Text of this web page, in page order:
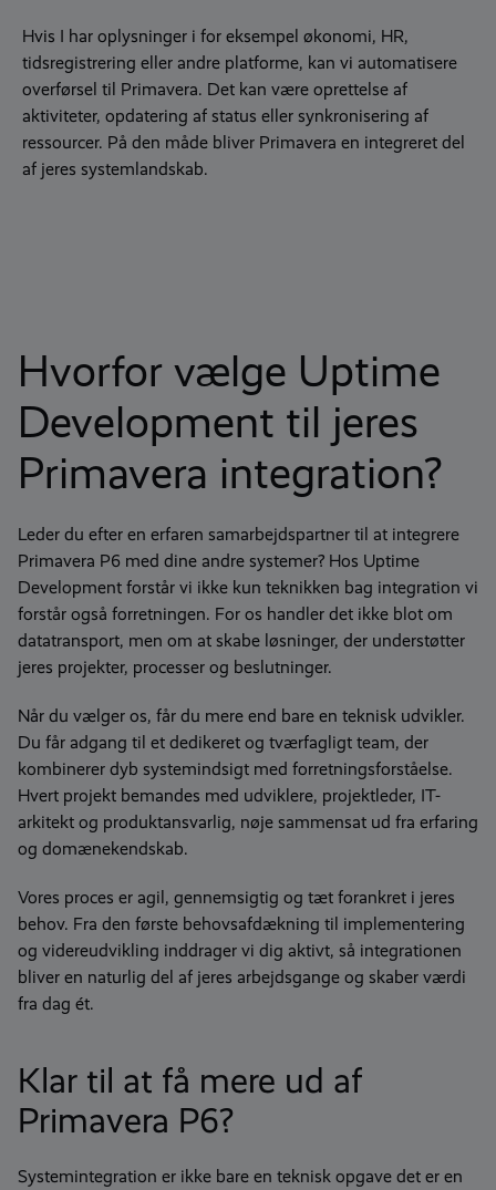
Hvis I har oplysninger i for eksempel økonomi, HR,
tidsregistrering eller andre platforme, kan vi automatisere
overførsel til Primavera. Det kan være oprettelse af
aktiviteter, opdatering af status eller synkronisering af
ressourcer. På den måde bliver Primavera en integreret del
af jeres systemlandskab.
Hvorfor vælge Uptime
Development til jeres
Primavera integration?
Leder du efter en erfaren samarbejdspartner til at integrere
Primavera P6 med dine andre systemer? Hos Uptime
Development forstår vi ikke kun teknikken bag integration vi
forstår også forretningen. For os handler det ikke blot om
datatransport, men om at skabe løsninger, der understøtter
jeres projekter, processer og beslutninger.
Når du vælger os, får du mere end bare en teknisk udvikler.
Du får adgang til et dedikeret og tværfagligt team, der
kombinerer dyb systemindsigt med forretningsforståelse.
Hvert projekt bemandes med udviklere, projektleder, IT-
arkitekt og produktansvarlig, nøje sammensat ud fra erfaring
og domænekendskab.
Vores proces er agil, gennemsigtig og tæt forankret i jeres
behov. Fra den første behovsafdækning til implementering
og videreudvikling inddrager vi dig aktivt, så integrationen
bliver en naturlig del af jeres arbejdsgange og skaber værdi
fra dag ét.
Klar til at få mere ud af
Primavera P6?
Systemintegration er ikke bare en teknisk opgave det er en